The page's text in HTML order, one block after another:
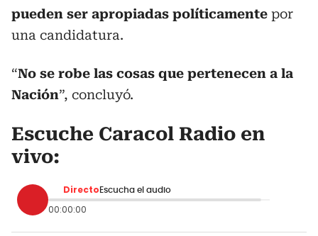
pueden ser apropiadas políticamente por
una candidatura.
“No se robe las cosas que pertenecen a la
Nación”, concluyó.
Escuche Caracol Radio en
vivo:
Directo Escucha el audio
00:00:00